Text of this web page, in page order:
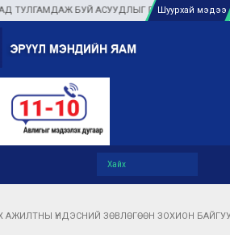
АСУУДЛЫГ ГАЗАР ДЭЭР НЬ ШУУРХАЙШуурхай мэдээ
ҮНДЭСНИЙ ЗӨВЛӨГӨӨН ЗОХИОН